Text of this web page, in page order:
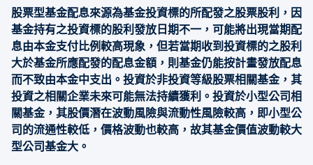
股票型基金配息來源為基金投資標的所配發之股票股利，因
基金持有之投資標的股利發放日期不一，可能將出現當期配
息由本金支付比例較高現象，但若當期收到投資標的之股利
大於基金所應配發的配息金額，則基金仍能按計畫發放配息
而不致由本金中支出。投資於非投資等級股票相關基金，其
投資之相關企業未來可能無法持續獲利。投資於小型公司相
關基金，其股價潛在波動風險與流動性風險較高，即小型公
司的流通性較低，價格波動也較高，故其基金價值波動較大
型公司基金大。